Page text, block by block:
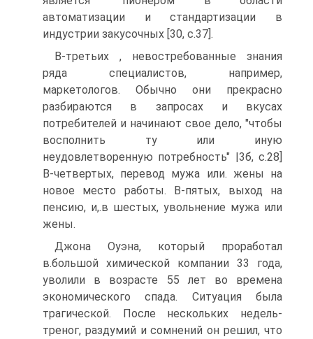
автоматизации и стандартизации в
индустрии закусочных [30, с.37].
В-третьих , невостребованные знания
ряда специалистов, например,
маркетологов. Обычно они прекрасно
разбираются в запросах и вкусах
потребителей и начинают свое дело, "чтобы
восполнить ту или иную
неудовлетворенную потребность" |3б, с.28]
В-четвертых, перевод мужа или. жены на
новое место работы. В-пятых, выход на
пенсию, и,.в шестых, увольнение мужа или
жены.
Джона Оуэна, который проработал
в.большой химической компании 33 года,
уволили в возрасте 55 лет во времена
экономического спада. Ситуация была
трагической. После нескольких недель-
треног, раздумий и сомнений он решил, что